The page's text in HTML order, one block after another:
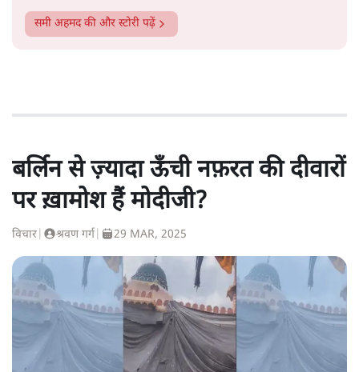
समी अहमदकी और स्टोरी पढ़ें
बर्लिन से ज़्यादा ऊँची नफ़रत की दीवारों
पर ख़ामोश हैं मोदीजी?
विचार श्रवण गर्ग 29 MAR, 2025